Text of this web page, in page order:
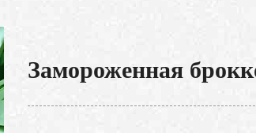
Замороженная